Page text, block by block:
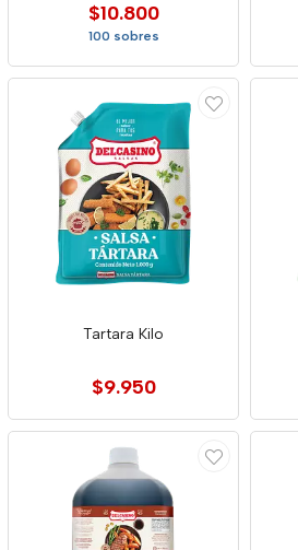
$10.800
100 sobres
Tartara Kilo
$9.950